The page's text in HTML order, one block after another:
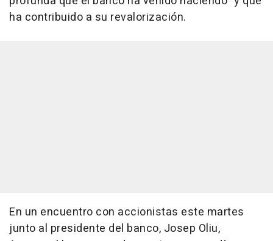
ha contribuido a su revalorización.
En un encuentro con accionistas este martes
junto al presidente del banco, Josep Oliu,